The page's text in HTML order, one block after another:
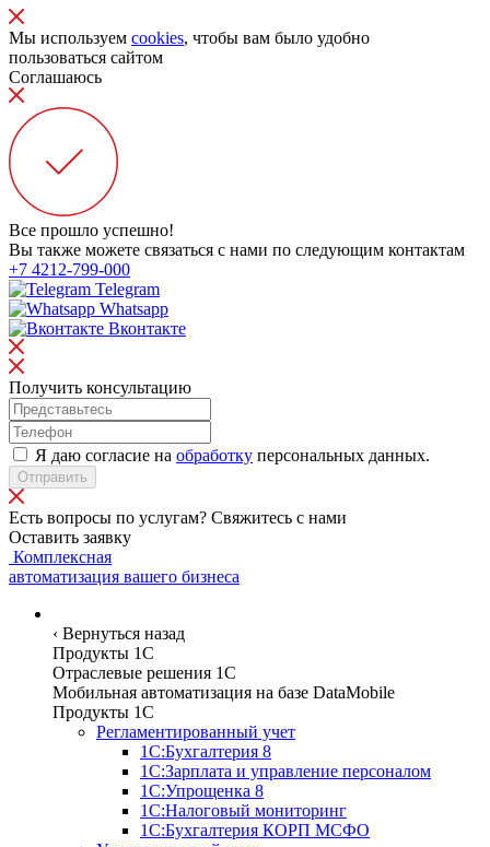
Мы используем cookies, чтобы вам было удобно
пользоваться сайтом
Соглашаюсь
Все прошло успешно!
Вы также можете связаться с нами по следующим контактам
+7 4212-799-000
Telegram
Whatsapp
Вконтакте
Получить консультацию
Я даю согласие на обработку персональных данных.
Отправить
Есть вопросы по услугам? Свяжитесь с нами
Оставить заявку
Комплексная
автоматизация вашего бизнеса
‹ Вернуться назад
Продукты 1С
Отраслевые решения 1C
Мобильная автоматизация на базе DataMobile
Продукты 1С
Регламентированный учет
1С:Бухгалтерия 8
1С:Зарплата и управление персоналом
1С:Упрощенка 8
1С:Налоговый мониторинг
1С:Бухгалтерия КОРП МСФО